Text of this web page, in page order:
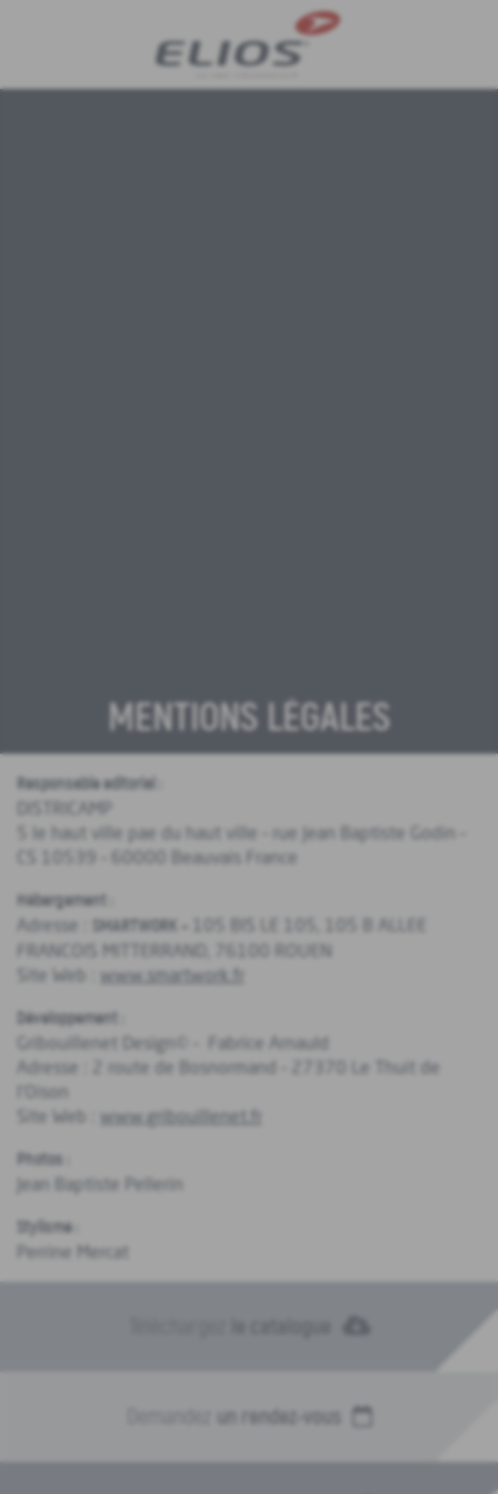
MENTIONS LÉGALES
Responsable editorial :
DISTRICAMP
5 le haut ville pae du haut ville – rue Jean Baptiste Godin –
CS 10539 – 60000 Beauvais France
Hébergement :
Adresse : SMARTWORK –
105 BIS LE 105, 105 B ALLEE
FRANCOIS MITTERRAND, 76100 ROUEN
Site Web : www.smartwork.fr
Développement :
Gribouillenet Design© – Fabrice Arnauld
Adresse : 2 route de Bosnormand – 27370 Le Thuit de
l’Oison
Site Web : www.gribouillenet.fr
Photos :
Jean Baptiste Pellerin
Stylisme :
Perrine Mercat
un rendez-vous